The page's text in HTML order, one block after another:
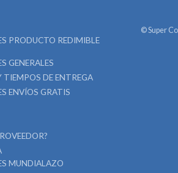
© Super
PRODUCTO REDIMIBLE
GENERALES
DE ENTREGA
ENVÍOS GRATIS
MUNDIALAZO